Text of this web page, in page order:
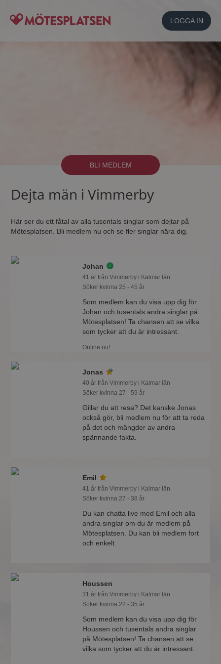
LOGGA IN
BLI MEDLEM
Dejta män i Vimmerby
Här ser du ett fåtal av alla tusentals singlar som dejtar på
Mötesplatsen. Bli medlem nu och se fler singlar nära dig.
Johan
41 år från Vimmerby i Kalmar län
Söker kvinna 25 - 45 år
Som medlem kan du visa upp dig för
Johan och tusentals andra singlar på
Mötesplatsen! Ta chansen att se vilka
som tycker att du är intressant.
Online nu!
Jonas
40 år från Vimmerby i Kalmar län
Söker kvinna 27 - 59 år
Gillar du att resa? Det kanske Jonas
också gör, bli medlem nu för att ta reda
på det och mängder av andra
spännande fakta.
Emil
41 år från Vimmerby i Kalmar län
Söker kvinna 27 - 38 år
Du kan chatta live med Emil och alla
andra singlar om du är medlem på
Mötesplatsen. Du kan bli medlem fort
och enkelt.
Houssen
31 år från Vimmerby i Kalmar län
Söker kvinna 22 - 35 år
Som medlem kan du visa upp dig för
Houssen och tusentals andra singlar
på Mötesplatsen! Ta chansen att se
vilka som tycker att du är intressant.